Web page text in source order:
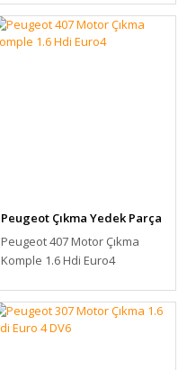
Peugeot Çıkma Yedek Parça
Peugeot 407 Motor Çıkma
Komple 1.6 Hdi Euro4